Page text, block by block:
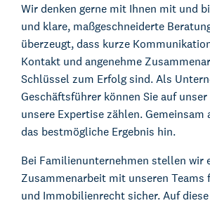
Wir denken gerne mit Ihnen mit und
und klare, maßgeschneiderte
überzeugt, dass kurze
Kontakt und angenehme
Schlüssel zum Erfolg sind. Als
Geschäftsführer können Sie auf
unsere Expertise zählen. Gemeinsam
das bestmögliche Ergebnis hin.
Bei Familienunternehmen stellen wir
Zusammenarbeit mit unseren
und Immobilienrecht sicher. Auf